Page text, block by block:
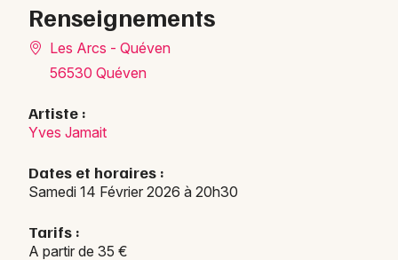
Renseignements
Les Arcs - Quéven
56530 Quéven
Artiste :
Yves Jamait
Dates et horaires :
Samedi 14 Février 2026 à 20h30
Tarifs :
A partir de 35 €